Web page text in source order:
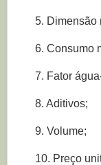
5. Dimensão
6. Consumo
7. Fator
8. Aditivos;
9. Volume;
10. Preço